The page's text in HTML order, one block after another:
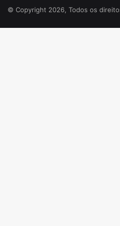
© Copyright 2026, Todos os